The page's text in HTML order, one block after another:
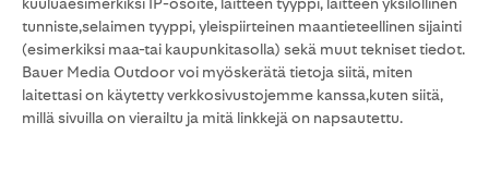
tunniste,selaimen tyyppi, yleispiirteinen maantieteellinen sijainti
(esimerkiksi maa-tai kaupunkitasolla) sekä muut tekniset tiedot.
Bauer Media Outdoor voi myöskerätä tietoja siitä, miten
laitettasi on käytetty verkkosivustojemme kanssa,kuten siitä,
millä sivuilla on vierailtu ja mitä linkkejä on napsautettu.